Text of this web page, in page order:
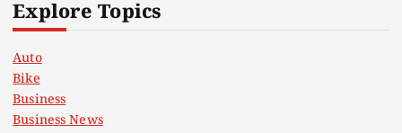
Explore Topics
Auto
Bike
Business
Business News